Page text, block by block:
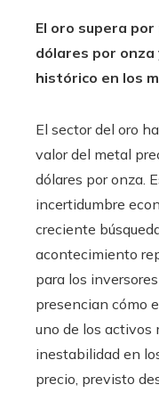
El oro supera
dólares por onza
histórico en los
El sector del oro
valor del metal
dólares por onza.
incertidumbre
creciente
acontecimiento
para los
presencian cómo
uno de los activos
inestabilidad en
precio, previsto